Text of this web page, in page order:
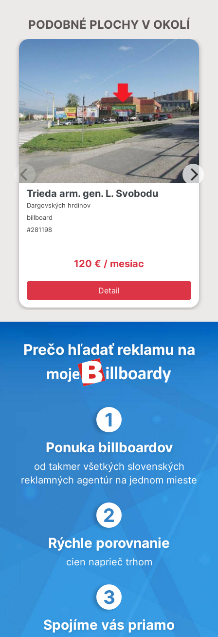
PODOBNÉ PLOCHY V OKOLÍ
Trieda arm. gen. L. Svobodu
Dargovských hrdinov
billboard
#281198
120 € / mesiac
Detail
Prečo hľadať reklamu na
1
Ponuka billboardov
od takmer všetkých slovenských
reklamných agentúr na jednom mieste
2
Rýchle porovnanie
cien naprieč trhom
3
Spojíme vás priamo